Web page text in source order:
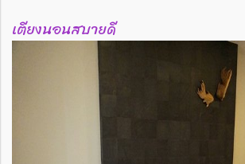
เตียงนอนสบายดี